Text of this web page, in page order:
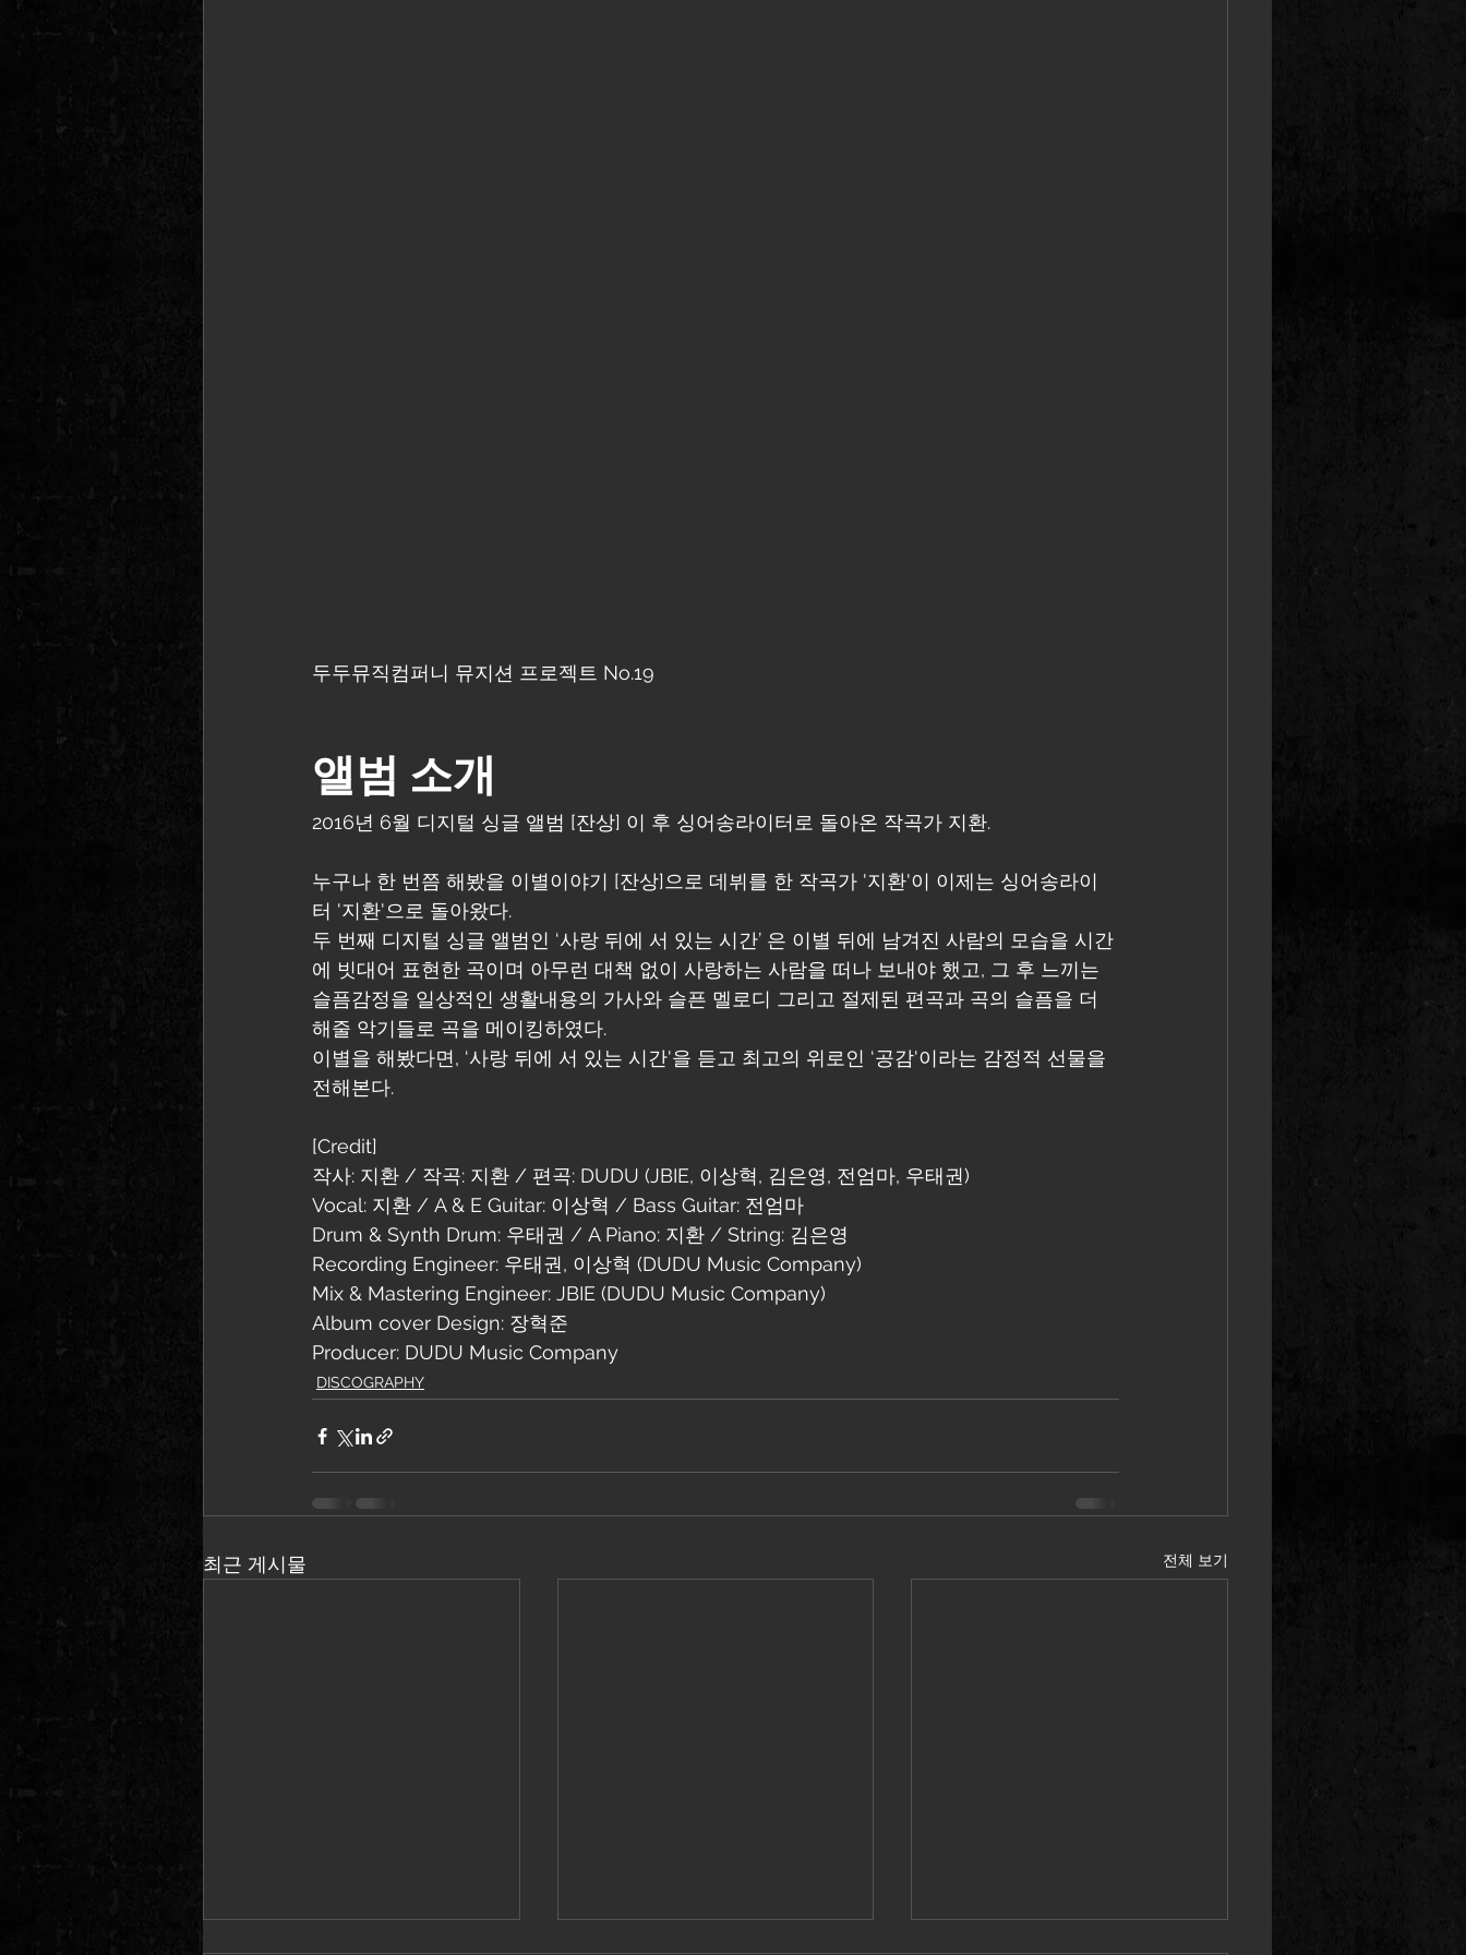
두두뮤직컴퍼니 뮤지션 프로젝트 No.19
앨범 소개
2016년 6월 디지털 싱글 앨범 [잔상] 이 후 싱어송라이터로 돌아온 작곡가 지환.
누구나 한 번쯤 해봤을 이별이야기 [잔상]으로 데뷔를 한 작곡가 '지환'이 이제는 싱어송라이
터 '지환'으로 돌아왔다.
두 번째 디지털 싱글 앨범인 ‘사랑 뒤에 서 있는 시간’ 은 이별 뒤에 남겨진 사람의 모습을 시간
에 빗대어 표현한 곡이며 아무런 대책 없이 사랑하는 사람을 떠나 보내야 했고, 그 후 느끼는
슬픔감정을 일상적인 생활내용의 가사와 슬픈 멜로디 그리고 절제된 편곡과 곡의 슬픔을 더
해줄 악기들로 곡을 메이킹하였다.
이별을 해봤다면, ‘사랑 뒤에 서 있는 시간'을 듣고 최고의 위로인 ‘공감'이라는 감정적 선물을
전해본다.
[Credit]
작사: 지환 / 작곡: 지환 / 편곡: DUDU (JBIE, 이상혁, 김은영, 전엄마, 우태권)
Vocal: 지환 / A & E Guitar: 이상혁 / Bass Guitar: 전엄마
Drum & Synth Drum: 우태권 / A Piano: 지환 / String: 김은영
Recording Engineer: 우태권, 이상혁 (DUDU Music Company)
Mix & Mastering Engineer: JBIE (DUDU Music Company)
Album cover Design: 장혁준
Producer: DUDU Music Company
DISCOGRAPHY
최근 게시물 전체 보기